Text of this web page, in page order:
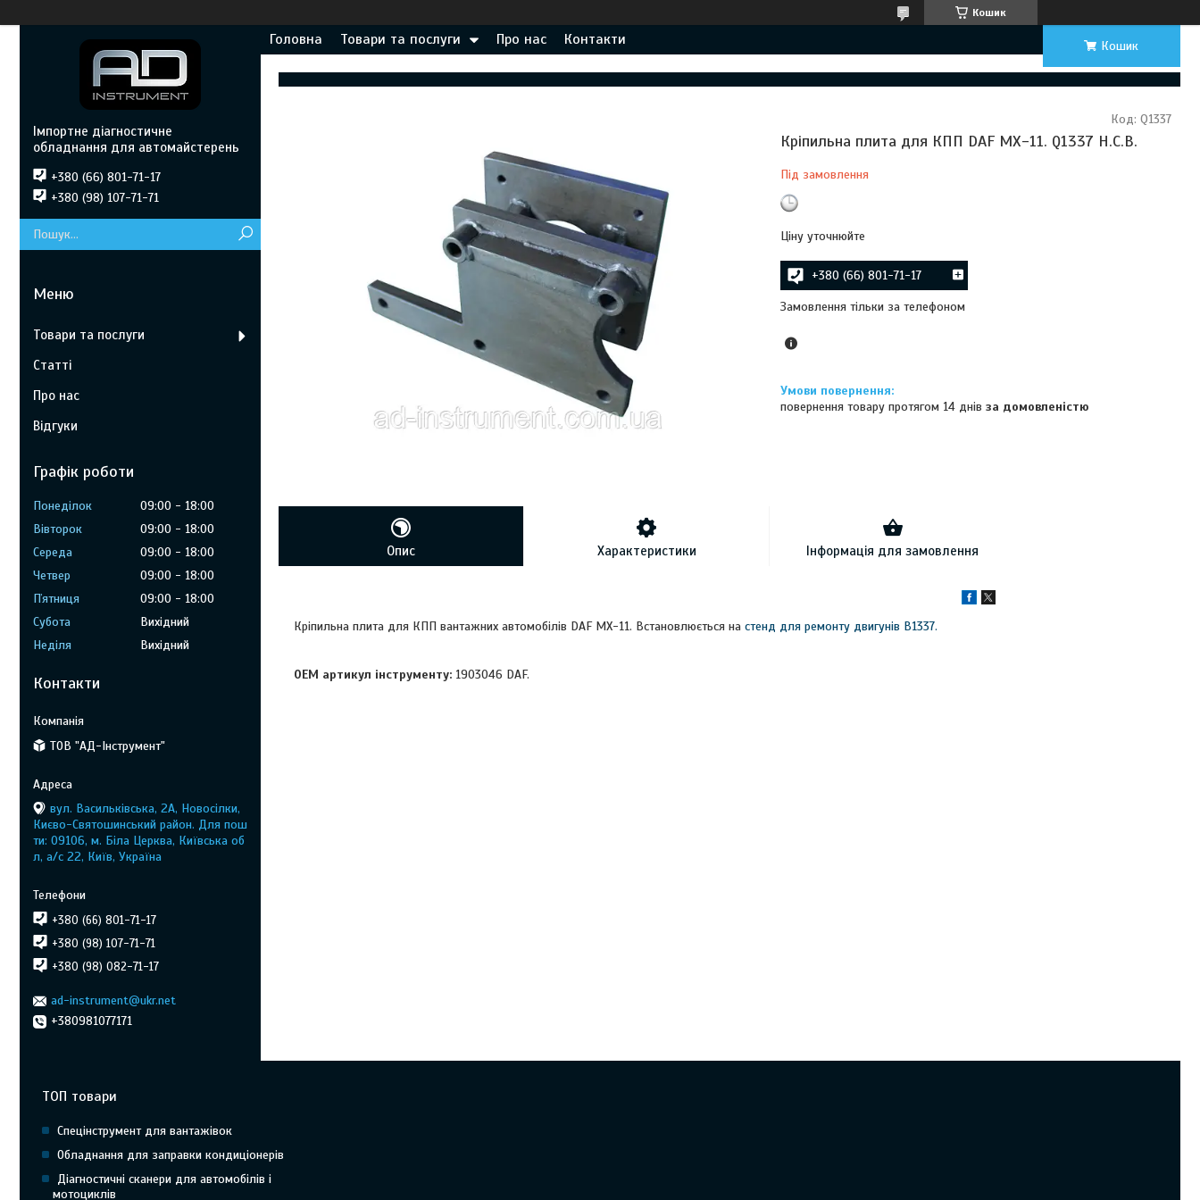
Кошик
Головна Товари та послуги Про нас Контакти Кошик
Кріпильна плита для КПП DAF MX-11. Q1337 H.C.B.
Під замовлення
Код: Q1337
Ціну уточнюйте
+380 (66) 801-71-17
Замовлення тільки за телефоном
повернення товару протягом 14 днівза домовленістю
Опис Характеристики Інформація для замовлення
Кріпильна плита для КПП вантажних автомобілів DAF MX-11. Встановлюється на стенд для ремонту двигунів B1337.
OEM артикул інструменту: 1903046 DAF.
Імпортне діагностичне
обладнання для автомайстерень
+380 (66) 801-71-17
+380 (98) 107-71-71
Товари та послуги
Статті
Про нас
Відгуки
Графік роботи
Понеділок 09:00
18:00
Вівторок
09:00
18:00
Середа
09:00
18:00
Четвер
09:00
18:00
Пʼятниця
09:00
18:00
Субота
Вихідний
Неділя
Вихідний
Контакти
ТОВ "АД-Інструмент"
вул. Васильківська, 2А, Новосілки,
Києво-Святошинський район. Для пош
ти: 09106, м. Біла Церква, Київська об
л, а/с 22, Київ, Україна
+380 (66) 801-71-17
+380 (98) 107-71-71
+380 (98) 082-71-17
ad-instrument@ukr.net
+380981077171
ТОП товари
Спецінструмент для вантажівок
Обладнання для заправки кондиціонерів
Діагностичні сканери для автомобілів і
мотоциклів